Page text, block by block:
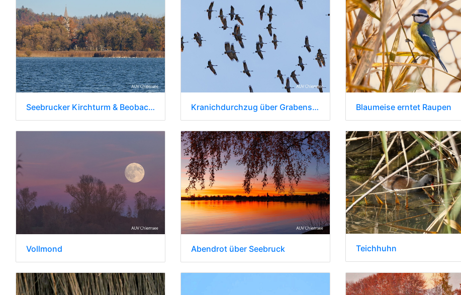
Seebrucker Kirchturm & Beobachtungsturm im Kurpark Kranichdurchzug über Grabenstätter Moos Blaumeise erntet Raupen
Vollmond Abendrot über Seebruck Teichhuhn